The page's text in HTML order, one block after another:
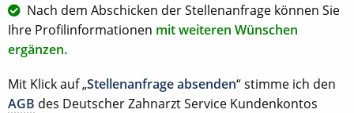
Nach dem Abschicken der Stellenanfrage können Sie
Ihre Profilinformationen mit weiteren Wünschen
ergänzen.
Mit Klick auf „Stellenanfrage absenden“ stimme ich den
AGB des Deutscher Zahnarzt Service Kundenkontos